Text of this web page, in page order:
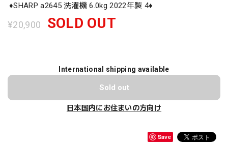
♦️SHARP a2645 洗濯機 6.0kg 2022年製 4♦️
¥20,900 SOLD OUT
International shipping available
Sold out
日本国内にお住まいの方向け
Save